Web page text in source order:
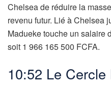
Chelsea de réduire la
revenu futur. Lié à Chelsea
Madueke touche un salaire
soit 1 966 165 500 FCFA.
10:52 Le